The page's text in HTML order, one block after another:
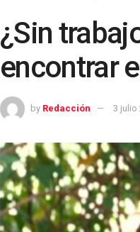
¿Sin
encontrar
by Redacción 3 julio